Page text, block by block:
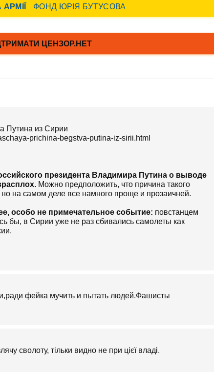
Путина из Сирии
prichina-begstva-putina-iz-sirii.html
президента Владимира Путина о выводе
Можно предположить, что причина такого
но на самом деле все намного проще и прозаичней.
особо не примечательное событие: повстанцем
бы, в Сирии уже не раз сбивались самолеты как
а в том с помощью
- скорее большая удача, чем успешный бой.
переносные зенитно-ракетные комплексы
и стало одним из переломных моментов
Армии подобного оружия, выполнять
небезопасно и неэффективно.Соответствующее
Гуляев.
фейка мучить и пытать людей.Фашисты
сволоту, тільки видно не при цієї владі.